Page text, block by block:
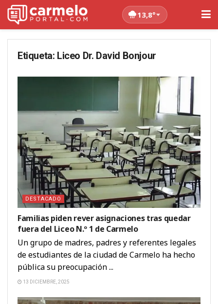
13,8°
Etiqueta: Liceo Dr. David Bonjour
DESTACADO
Familias piden rever asignaciones tras quedar
fuera del Liceo N.º 1 de Carmelo
Un grupo de madres, padres y referentes legales
de estudiantes de la ciudad de Carmelo ha hecho
pública su preocupación ...
13 DICIEMBRE, 2025